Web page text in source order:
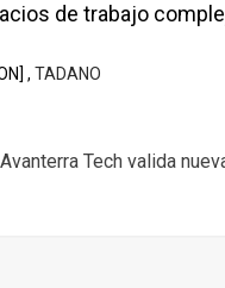
de trabajo
, TADANO
Avanterra Tech valida